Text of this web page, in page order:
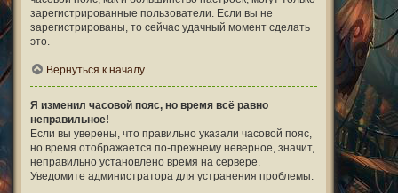
зарегистрированные пользователи. Если вы не
зарегистрированы, то сейчас удачный момент сделать
это.
Вернуться к началу
Я изменил часовой пояс, но время всё равно
неправильное!
Если вы уверены, что правильно указали часовой пояс,
но время отображается по-прежнему неверное, значит,
неправильно установлено время на сервере.
Уведомите администратора для устранения проблемы.